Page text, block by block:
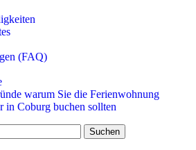
(FAQ)
warum Sie die Ferienwohnung
in Coburg buchen sollten